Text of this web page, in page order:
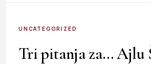
UNCATEGORIZED
Tri pitanja za… Ajlu